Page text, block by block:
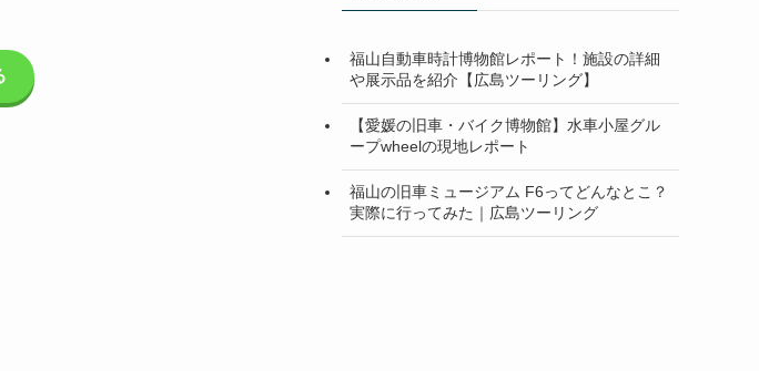
福山自動車時計博物館レポート！施設の詳細
や展示品を紹介【広島ツーリング】
【愛媛の旧車・バイク博物館】水車小屋グル
ープwheelの現地レポート
福山の旧車ミュージアム F6ってどんなとこ？
実際に行ってみた｜広島ツーリング